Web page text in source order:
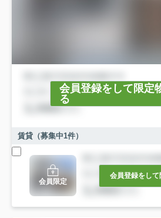
会員登録をして限定
る
賃貸（募集中1件）
会員限定
会員登録をし